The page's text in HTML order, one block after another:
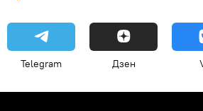
Telegram Дзен